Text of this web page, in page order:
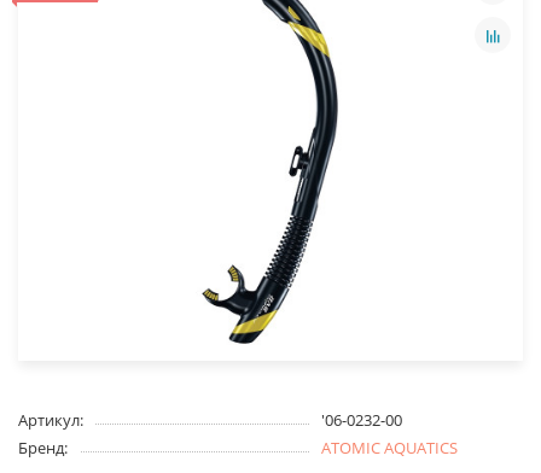
Артикул:
'06-0232-00
Бренд:
ATOMIC AQUATICS